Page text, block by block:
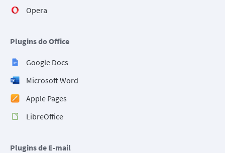
Opera
Plugins do Office
Google Docs
Microsoft Word
Apple Pages
LibreOffice
Plugins de E-mail